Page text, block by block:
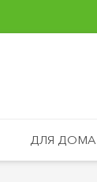
ДЛЯ ДОМА